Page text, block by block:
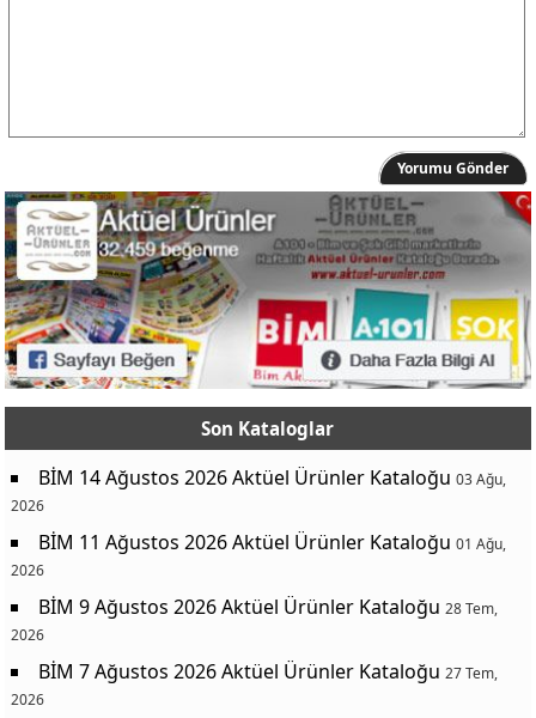
Yorumu Gönder
Son Kataloglar
BİM 14 Ağustos 2026 Aktüel Ürünler Kataloğu 03 Ağu,
2026
BİM 11 Ağustos 2026 Aktüel Ürünler Kataloğu 01 Ağu,
2026
BİM 9 Ağustos 2026 Aktüel Ürünler Kataloğu 28 Tem,
2026
BİM 7 Ağustos 2026 Aktüel Ürünler Kataloğu 27 Tem,
2026